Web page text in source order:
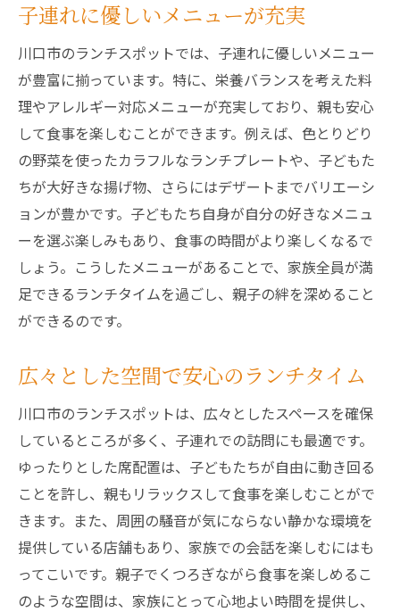
親子が一緒に楽しめるプラン
地元の新鮮食材を味わう
バリアフリーで安心
各種アレルギー対応メニュー
親子の思い出作りに最適なレストラン
川口市で親子ランチを楽しむためのベストスポ
ット
家族みんなが満足する豊富なメニュー
キッズスペース完備で安心
親子ランチに人気のカフェ
テラス席で自然を感じる
川口市で人気のランチスポット
家族で訪れたい川口市のランチスポット子連れ
に優しい施設
子ども用椅子やベビーカー対応
家族連れ専用の個室が充実
親子で楽しむ料理教室
絵本やおもちゃが揃ったプレイルーム
親子でのびのび過ごせる庭園付き
子連れに優しいメニューが充実
川口市のランチスポットでは、子連れに優しいメニュー
が豊富に揃っています。特に、栄養バランスを考えた料
理やアレルギー対応メニューが充実しており、親も安心
して食事を楽しむことができます。例えば、色とりどり
の野菜を使ったカラフルなランチプレートや、子どもた
ちが大好きな揚げ物、さらにはデザートまでバリエーシ
ョンが豊かです。子どもたち自身が自分の好きなメニュ
ーを選ぶ楽しみもあり、食事の時間がより楽しくなるで
しょう。こうしたメニューがあることで、家族全員が満
足できるランチタイムを過ごし、親子の絆を深めること
ができるのです。
広々とした空間で安心のランチタイム
川口市のランチスポットは、広々としたスペースを確保
しているところが多く、子連れでの訪問にも最適です。
ゆったりとした席配置は、子どもたちが自由に動き回る
ことを許し、親もリラックスして食事を楽しむことがで
きます。また、周囲の騒音が気にならない静かな環境を
提供している店舗もあり、家族での会話を楽しむにはも
ってこいです。親子でくつろぎながら食事を楽しめるこ
のような空間は、家族にとって心地よい時間を提供し、